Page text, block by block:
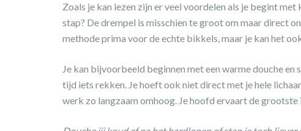
Zoals je kan lezen zijn er veel voordelen als je begint
stap? De drempel is misschien te groot om maar direct
methode prima voor de echte bikkels, maar je kan het
Je kan bijvoorbeeld beginnen met een warme douche
tijd iets rekken. Je hoeft ook niet direct met je hele
werk zo langzaam omhoog. Je hoofd ervaart de grootste